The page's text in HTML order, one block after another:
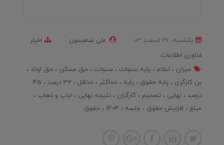
یکشنبه، 26 اسفند 03 علی شاهسون
اخبار
فناوری اطلاعات
میزان
اعلام پایه سنوات سنوات حق مسکن
حق اولاد
بن کارگری
پایه حقوق پایه حداکثر حداقل 32 درصد
45
درصد
نهایی تصمیم کارگران نتیجه نهایی
ایاب و ذهاب
مبلغ
افزایش حقوق جلسه 1404 حقوق